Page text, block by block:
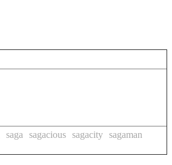
saga sagacious sagacity sagaman